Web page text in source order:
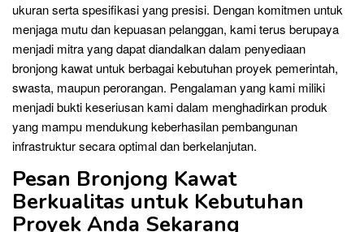
ukuran serta spesifikasi yang presisi. Dengan komitmen untuk
menjaga mutu dan kepuasan pelanggan, kami terus berupaya
menjadi mitra yang dapat diandalkan dalam penyediaan
bronjong kawat untuk berbagai kebutuhan proyek pemerintah,
swasta, maupun perorangan. Pengalaman yang kami miliki
menjadi bukti keseriusan kami dalam menghadirkan produk
yang mampu mendukung keberhasilan pembangunan
infrastruktur secara optimal dan berkelanjutan.
Pesan Bronjong Kawat
Berkualitas untuk Kebutuhan
Proyek Anda Sekarang